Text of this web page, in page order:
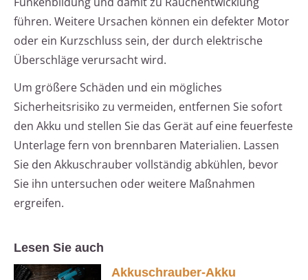
führen. Weitere Ursachen können ein defekter Motor
oder ein Kurzschluss sein, der durch elektrische
Überschläge verursacht wird.
Um größere Schäden und ein mögliches
Sicherheitsrisiko zu vermeiden, entfernen Sie sofort
den Akku und stellen Sie das Gerät auf eine feuerfeste
Unterlage fern von brennbaren Materialien. Lassen
Sie den Akkuschrauber vollständig abkühlen, bevor
Sie ihn untersuchen oder weitere Maßnahmen
ergreifen.
Lesen Sie auch
Akkuschrauber-Akku